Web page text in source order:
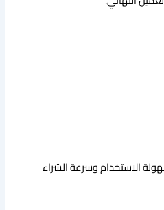
الاستخدام وسرعة الشراء